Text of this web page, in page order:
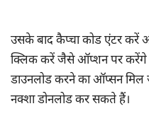
उसके बाद कैप्चा कोड एंटर करें
क्लिक करें जैसे ऑप्शन पर करेंगे
डाउनलोड करने का ऑप्सन
नक्शा डोनलोड कर सकते हैं।